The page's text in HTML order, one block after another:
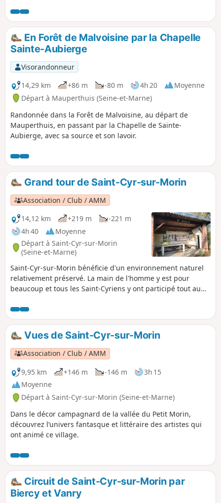
agréables aux périodes où les chemins sont trop
boueux.Remarque: Les annotations (*) renvoient
au chapitre "Pendant la randonnée ou à
proximité".
En Forêt de Malvoisine par la Chapelle
Sainte-Aubierge
Visorandonneur
14,29 km
+86 m -80 m 4h 20
Moyenne
Départ à Mauperthuis (Seine-et-Marne)
Randonnée dans la Forêt de Malvoisine, au départ de
Mauperthuis, en passant par la Chapelle de Sainte-
Aubierge, avec sa source et son lavoir.
Grand tour de Saint-Cyr-sur-Morin
Association / Club / AMM
14,12 km
+219 m
-221 m
4h 40
Moyenne
Départ à Saint-Cyr-sur-Morin
(Seine-et-Marne)
Saint-Cyr-sur-Morin bénéficie d'un environnement naturel
relativement préservé. La main de l'homme y est pour
beaucoup et tous les Saint-Cyriens y ont participé tout au
meulière aux agriculteurs qui ont façonné nos paysages,
aujourd'hui appréciés pour leur charmes et la qualité de
vie.
Vues de Saint-Cyr-sur-Morin
Association / Club / AMM
9,95 km
+146 m -146 m
3h 15
Moyenne
Départ à Saint-Cyr-sur-Morin (Seine-et-Marne)
Dans le décor campagnard de la vallée du Petit Morin,
découvrez l’univers fantasque et littéraire des artistes qui
ont animé ce village.
Circuit de Saint-Cyr-sur-Morin par
Biercy et Vanry